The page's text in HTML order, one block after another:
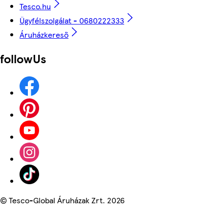
Tesco.hu
Ügyfélszolgálat - 0680222333
Áruházkereső
followUs
©Tesco-Global Áruházak Zrt. 2026